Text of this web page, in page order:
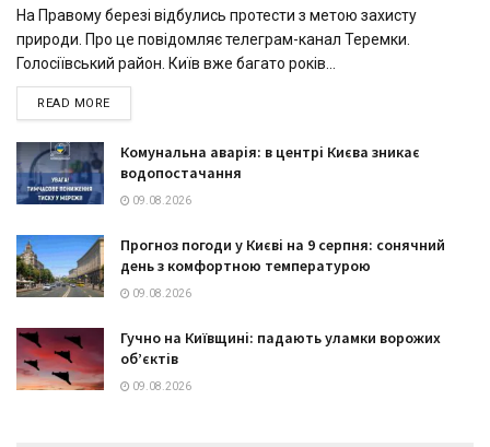
На Правому березі відбулись протести з метою захисту
природи. Про це повідомляє телеграм-канал Теремки.
Голосіївський район. Київ вже багато років...
READ MORE
Комунальна аварія: в центрі Києва зникає
водопостачання
09.08.2026
Прогноз погоди у Києві на 9 серпня: сонячний
день з комфортною температурою
09.08.2026
Гучно на Київщині: падають уламки ворожих
об’єктів
09.08.2026